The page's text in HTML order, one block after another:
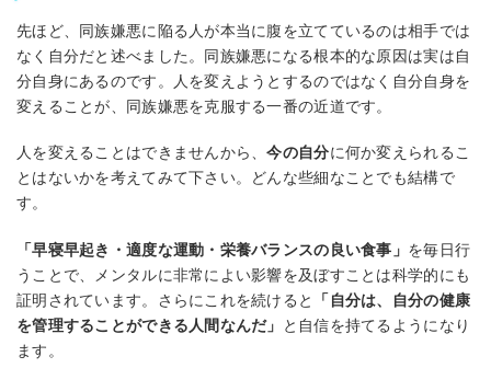
先ほど、同族嫌悪に陥る人が本当に腹を立てているのは相手では
なく自分だと述べました。同族嫌悪になる根本的な原因は実は自
分自身にあるのです。人を変えようとするのではなく自分自身を
変えることが、同族嫌悪を克服する一番の近道です。
人を変えることはできませんから、今の自分に何か変えられるこ
とはないかを考えてみて下さい。どんな些細なことでも結構で
す。
「早寝早起き・適度な運動・栄養バランスの良い食事」 を毎日行
うことで、メンタルに非常によい影響を及ぼすことは科学的にも
証明されています。さらにこれを続けると
「自分は、自分の健康
を管理することができる人間なんだ」
と自信を持てるようになり
ます。